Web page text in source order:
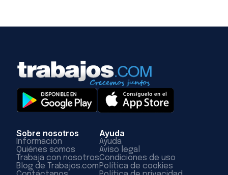
Sobre nosotros
Información
Quiénes somos
Trabaja con nosotros
Blog de Trabajos.com
Ayuda
Ayuda
Aviso legal
Condiciones de uso
Política de cookies